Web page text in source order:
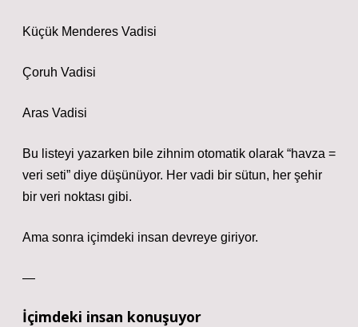
Küçük Menderes Vadisi
Çoruh Vadisi
Aras Vadisi
Bu listeyi yazarken bile zihnim otomatik olarak “havza =
veri seti” diye düşünüyor. Her vadi bir sütun, her şehir
bir veri noktası gibi.
Ama sonra içimdeki insan devreye giriyor.
—
İçimdeki insan konuşuyor